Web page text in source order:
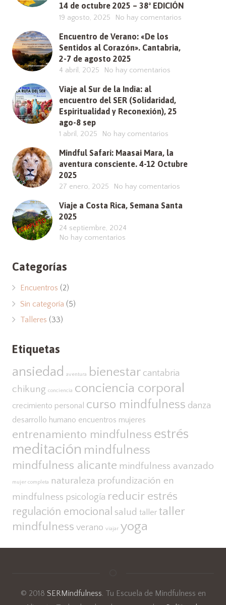
14 de octubre 2025 – 38ª EDICIÓN
19 agosto, 2025 No hay comentarios
Encuentro de Verano: «De los
Sentidos al Corazón». Cantabria,
2-7 de agosto 2025
4 abril, 2025 No hay comentarios
Viaje al Sur de la India: al
encuentro del SER (Solidaridad,
Espiritualidad y Reconexión), 25
ago-8 sep
1 abril, 2025 No hay comentarios
Mindful Safari: Maasai Mara, la
aventura consciente. 4-12 Octubre
2025
27 enero, 2025 No hay comentarios
Viaje a Costa Rica, Semana Santa
2025
24 septiembre, 2024
No hay comentarios
Categorías
Encuentros (2)
Sin categoría (5)
Talleres (33)
Etiquetas
ansiedad aventura bienestar cantabria
chikung conciencia conciencia corporal
crecimiento personal curso mindfulness danza
desarrollo humano encuentros mujeres
entrenamiento mindfulness estrés
meditación mindfulness
mindfulness alicante mindfulness avanzado
mujer completa naturaleza profundización en
mindfulness psicología reducir estrés
regulación emocional salud taller taller
mindfulness verano viajar yoga
© 2018 SERMindfulness. Tu Escuela de Mindfulness en